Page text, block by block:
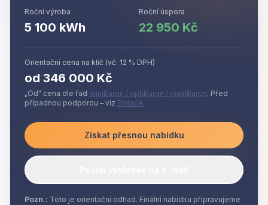
Roční výroba
5 100 kWh
Roční úspora
22 950 Kč
Orientační cena na klíč (vč. 12 % DPH)
od 346 000 Kč
„Od" cena dle řad miniBaron / optiBaron / maxiBaron. Před
případnou podporou – viz Dotace.
Získat přesnou nabídku
Pozn.: Toto je orientační odhad. Finální nabídku připravujeme